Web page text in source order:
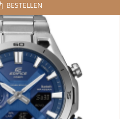
BESTELLEN